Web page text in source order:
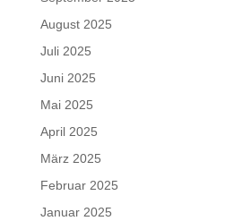
August 2025
Juli 2025
Juni 2025
Mai 2025
April 2025
März 2025
Februar 2025
Januar 2025